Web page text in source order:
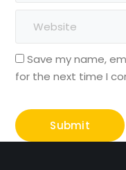
Save my name,
for the next time I